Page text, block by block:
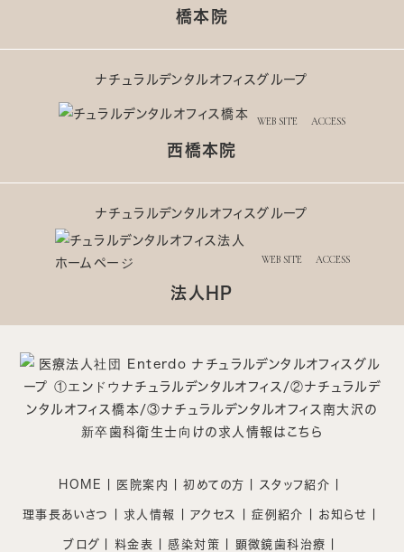
橋本院
ナチュラルデンタルオフィスグループ
WEB SITE ACCESS
西橋本院
ナチュラルデンタルオフィスグループ
WEB SITE ACCESS
法人HP
HOME 医院案内 初めての方 スタッフ紹介
理事長あいさつ 求人情報 アクセス 症例紹介 お知らせ
ブログ 料金表 感染対策 顕微鏡歯科治療